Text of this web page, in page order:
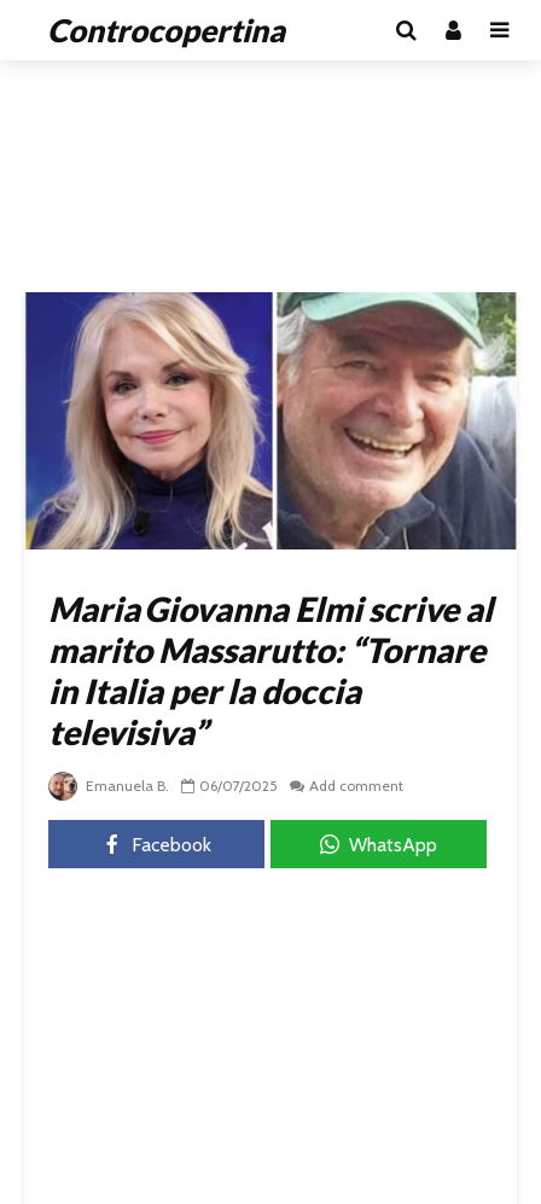
Controcopertina
Maria Giovanna Elmi scrive al
marito Massarutto: “Tornare
in Italia per la doccia
televisiva”
Emanuela B. 06/07/2025 Add comment
Facebook WhatsApp